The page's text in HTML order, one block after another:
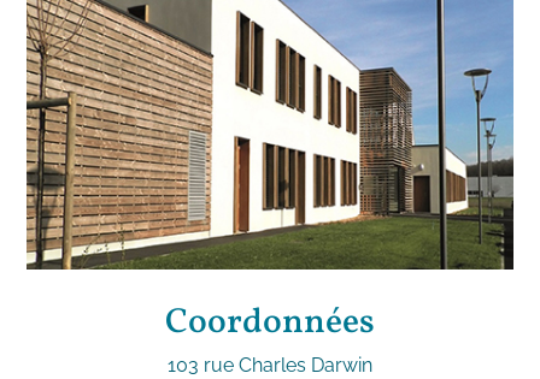
Coordonnées
103 rue Charles Darwin